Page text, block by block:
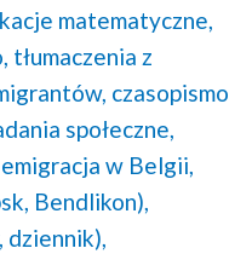
matematyczne,
tłumaczenia z
czasopismo
społeczne,
emigracja w Belgii,
Bendlikon),
dziennik),